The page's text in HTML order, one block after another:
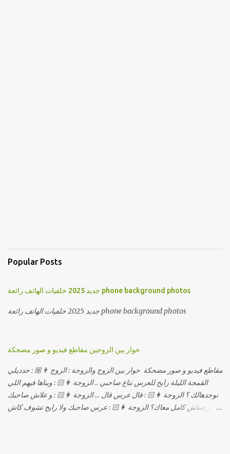
Popular Posts
جديد 2025 خلفيات الهاتف رائعة phone background photos
جديد 2025 خلفيات الهاتف رائعة phone background photos
حوار بين الزوجين مقاطع فيديو و صور مضحكة
مقاطع فيديو و صور مضحكة حوار بين الزوج والزوجة : الزوج 👨🏼 : حدديلي
القمجة الليلة رايح للعرس نتاع صاحبي .. الزوجة 👩🏻 : ويناها فيهم اللي
نوجدهالك ؟ الزوجة 👩🏻 : قال عرس قال ... الزوجة 👩🏻 : و علاش صاحبك
ماعرضناش كامل معاك؟ الزوجة 👩🏻 : عرس صاحبك ولا رايح تشوف كاش